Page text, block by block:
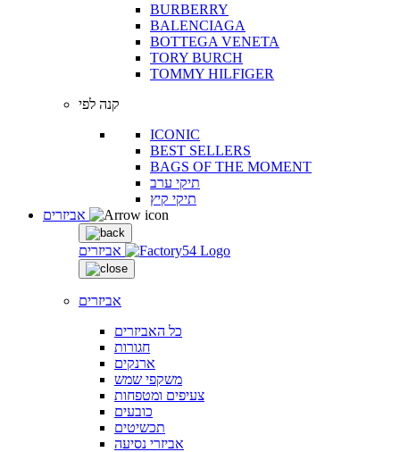
BURBERRY
BALENCIAGA
BOTTEGA VENETA
TORY BURCH
TOMMY HILFIGER
קנה לפי
ICONIC
BEST SELLERS
BAGS OF THE MOMENT
תיקי ערב
תיקי קיץ
אביזרים
אביזרים
כל האביזרים
חגורות
ארנקים
משקפי שמש
צעיפים ומטפחות
כובעים
תכשיטים
אביזרי נסיעה